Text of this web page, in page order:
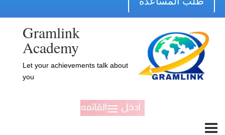
Gramlink
Academy
Let your achievements talk about
you